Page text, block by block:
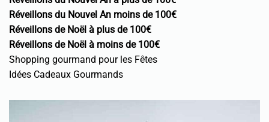
Réveillons du Nouvel An moins de 100€
Réveillons de Noël à plus de 100€
Réveillons de Noël à moins de 100€
Shopping gourmand pour les Fêtes
Idées Cadeaux Gourmands